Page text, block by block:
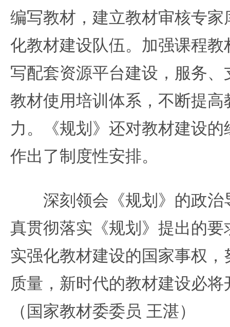
编写教材，建立教材审核专
化教材建设队伍。加强课程
写配套资源平台建设，服务
教材使用培训体系，不断提
力。《规划》还对教材建设
作出了制度性安排。
深刻领会《规划》的政治
真贯彻落实《规划》提出的
实强化教材建设的国家事权
质量，新时代的教材建设必
（国家教材委委员 王湛）